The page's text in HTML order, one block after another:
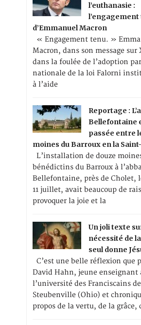
l’euthanasie :
l’engagement
d’Emmanuel Macron
« Engagement tenu. »
Macron, dans son message sur
dans la foulée de l’adoption
nationale de la loi Falorni
à l’aide
Reportage :
Bellefontaine
passée entre
moines du Barroux en la
L’installation de douze
bénédictins du Barroux à
Bellefontaine, près de Cholet,
11 juillet, avait beaucoup de
provoquer la joie et la
Un joli texte
nécessité de
seul donne
C’est une belle réflexion que
David Hahn, jeune enseignant
l’université des Franciscains de
Steubenville (Ohio) et
propos de la vertu, de la grâce,